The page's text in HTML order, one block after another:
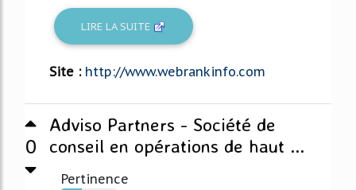
LIRE LA SUITE
Site : http://www.webrankinfo.com
0
Adviso Partners - Société de
conseil en opérations de haut ...
Pertinence